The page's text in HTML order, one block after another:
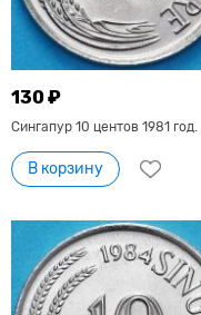
130 ₽
Сингапур 10 центов 1981 год.
В корзину